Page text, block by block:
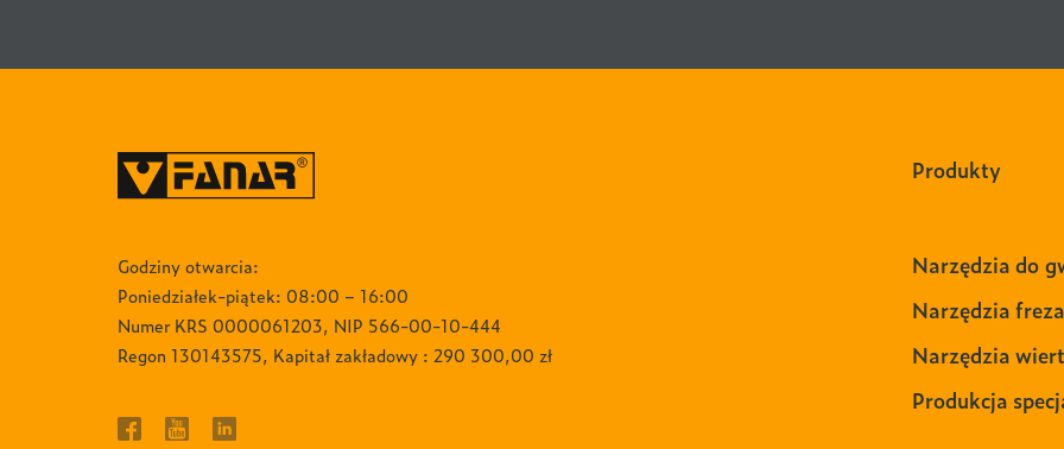
Godziny otwarcia:
Poniedziałek-piątek: 08:00 – 16:00
Numer KRS 0000061203, NIP 566-00-10-444
Regon 130143575, Kapitał zakładowy : 290 300,00 zł
Produkty
Narzędzia do
Narzędzia
Narzędzia
Produkcja